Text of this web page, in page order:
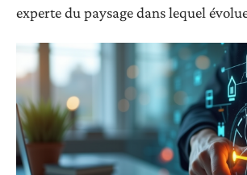
experte du paysage dans lequel